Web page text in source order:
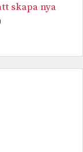
skapa nya